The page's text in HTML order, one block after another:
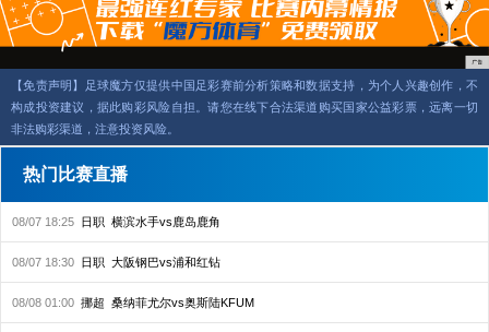
【免责声明】足球魔方仅提供中国足彩赛前分析策略和数据支持，为个人兴趣创作，不
构成投资建议，据此购彩风险自担。请您在线下合法渠道购买国家公益彩票，远离一切
非法购彩渠道，注意投资风险。
热门比赛直播
08/07 18:25 日职 横滨水手vs鹿岛鹿角
08/07 18:30 日职 大阪钢巴vs浦和红钻
08/08 01:00 挪超 桑纳菲尤尔vs奥斯陆KFUM